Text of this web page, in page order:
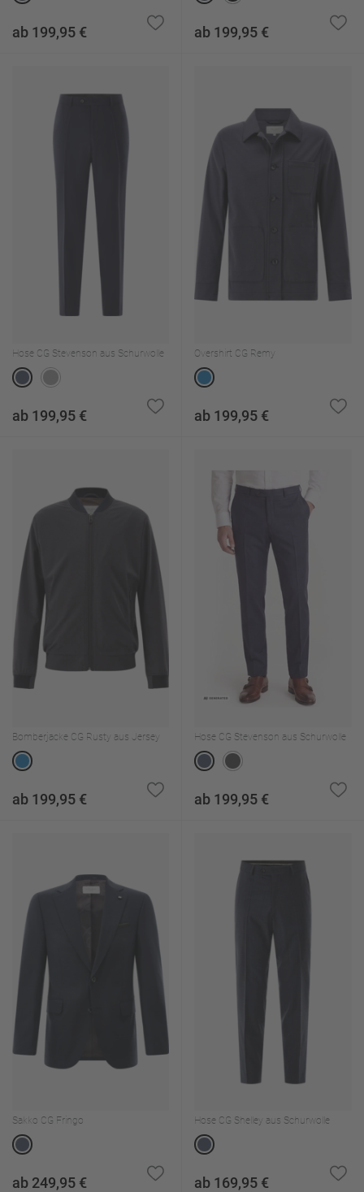
ab 199,95 € ab 199,95 €
Hose CG Stevenson aus Schurwolle
ab 199,95 €
Overshirt CG Remy
ab 199,95 €
Bomberjacke CG Rusty aus Jersey
ab 199,95 €
Hose CG Stevenson aus Schurwolle
ab 199,95 €
Sakko CG Fringo
ab 249,95 €
Hose CG Shelley aus Schurwolle
ab 169,95 €